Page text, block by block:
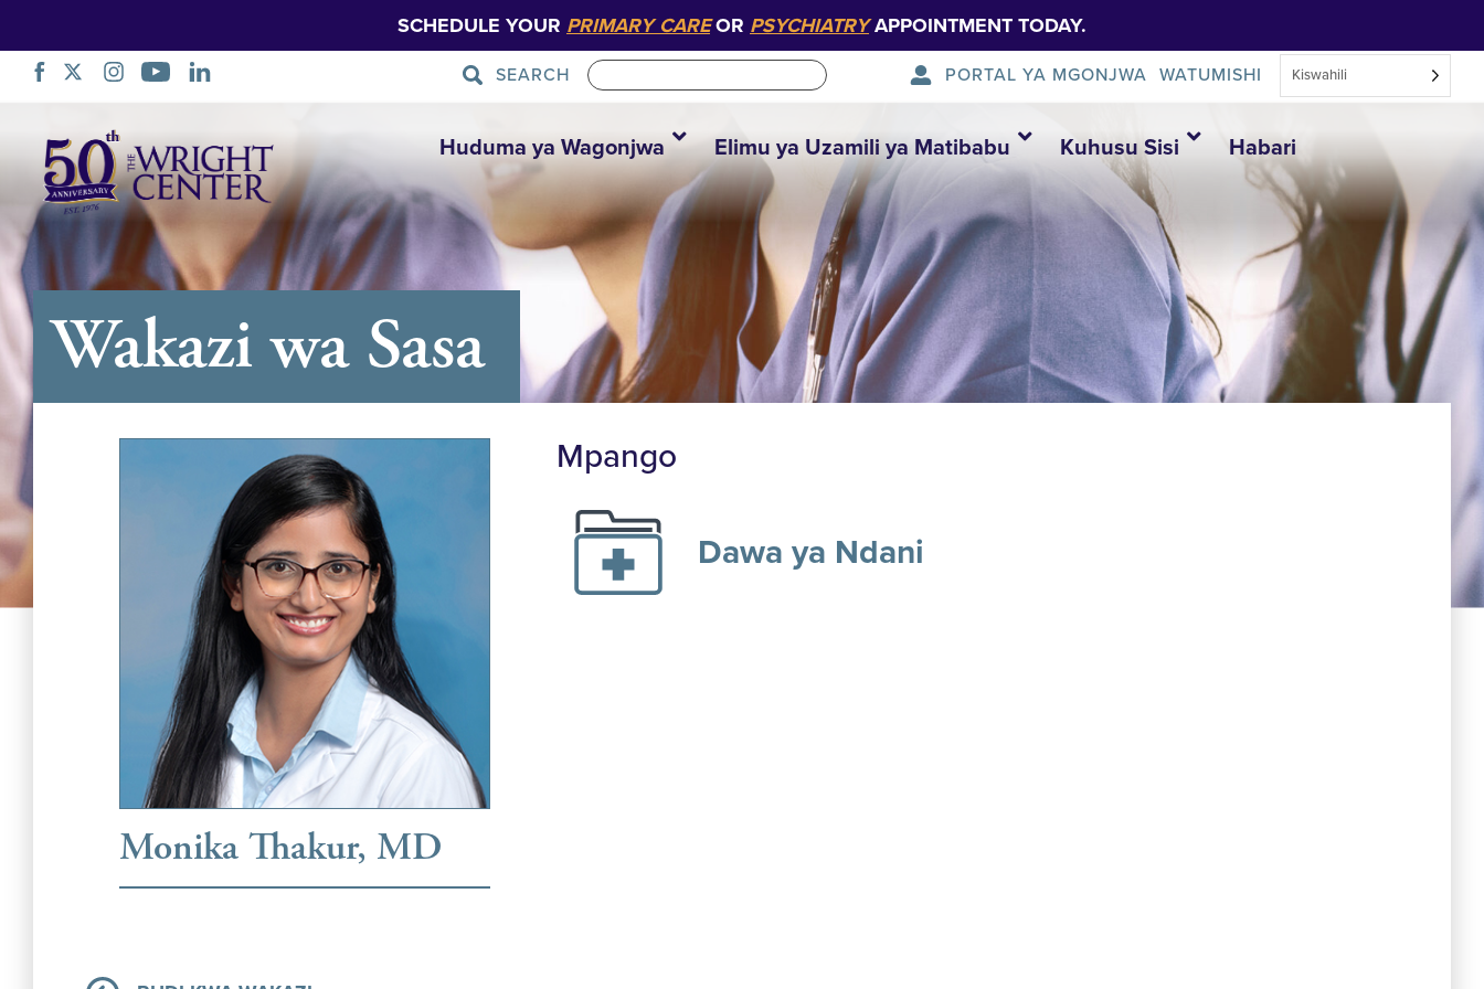
SCHEDULE YOUR PRIMARY CAREOR PSYCHIATRYAPPOINTMENT TODAY.
SEARCH PORTAL YA MGONJWA WATUMISHI Kiswahili
Urambazaji
Huduma ya Wagonjwa Elimu ya Uzamili ya Matibabu Kuhusu Sisi Habari
Wakazi wa Sasa
Monika Thakur, MD
Mpango
Dawa ya Ndani